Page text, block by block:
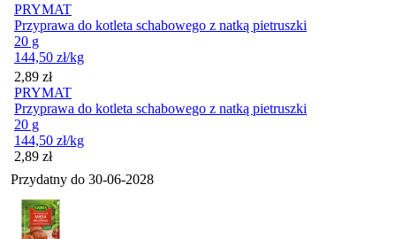
PRYMAT
Przyprawa do kotleta schabowego z natką pietruszki
20 g
144,50 zł/kg
Cena
2,89 zł
PRYMAT
Przyprawa do kotleta schabowego z natką pietruszki
20 g
144,50 zł/kg
Cena
2,89 zł
Przydatny do 30-06-2028